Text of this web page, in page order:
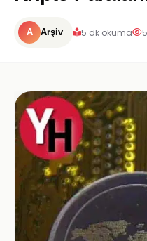
A Arşiv 5 dk okuma